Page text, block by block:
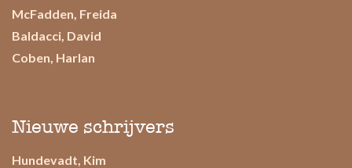
McFadden, Freida
Baldacci, David
Coben, Harlan
Nieuwe schrijvers
Hundevadt, Kim